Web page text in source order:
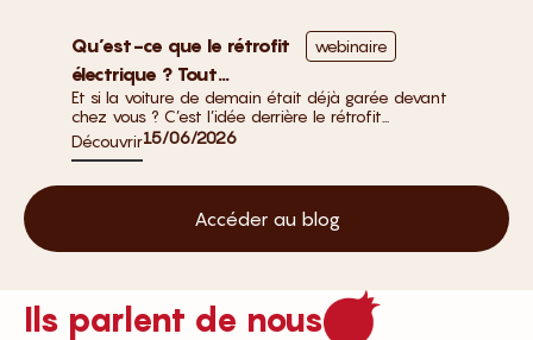
Qu’est-ce que le rétrofit
électrique ? Tout
comprendre en 5 minutes
webinaire
Et si la voiture de demain était déjà garée devant
chez vous ? C’est l’idée derrière le rétrofit...
Découvrir15/06/2026
Accéder au blog
Ils parlent de nous